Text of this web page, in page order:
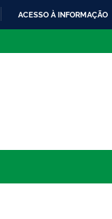
ACESSO À INFORMAÇÃO